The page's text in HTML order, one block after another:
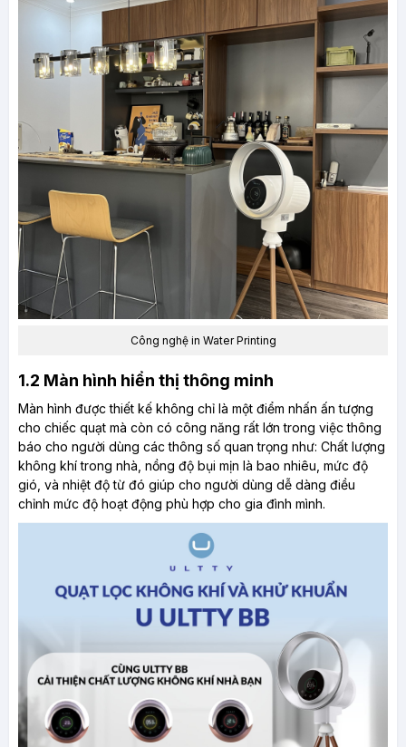
Công nghệ in Water Printing
1.2 Màn hình hiển thị thông minh
Màn hình được thiết kế không chỉ là một điểm nhấn ấn tượng
cho chiếc quạt mà còn có công năng rất lớn trong việc thông
báo cho người dùng các thông số quan trọng như: Chất lượng
không khí trong nhà, nồng độ bụi mịn là bao nhiêu, mức độ
gió, và nhiệt độ từ đó giúp cho người dùng dễ dàng điều
chỉnh mức độ hoạt động phù hợp cho gia đình mình.